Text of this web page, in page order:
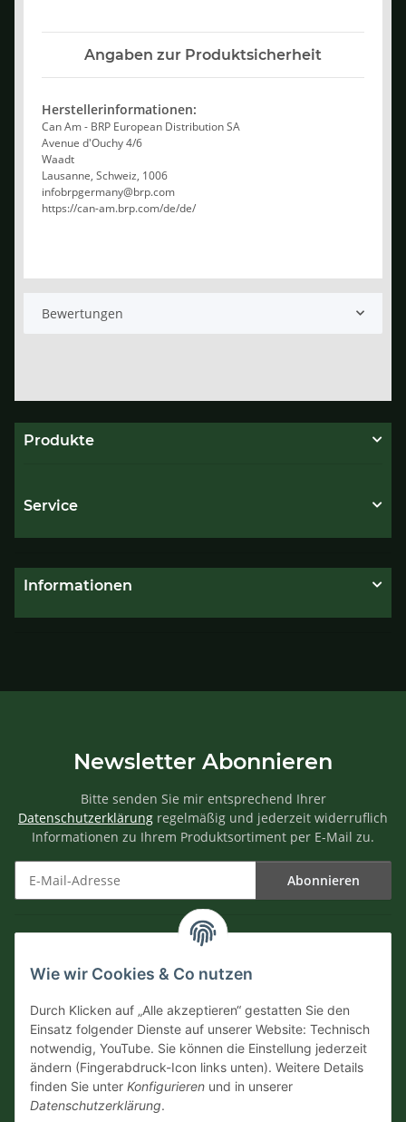
Wie wir Cookies & Co nutzen
Durch Klicken auf „Alle akzeptieren“ gestatten Sie den
Einsatz folgender Dienste auf unserer Website: Technisch
notwendig, YouTube. Sie können die Einstellung jederzeit
ändern (Fingerabdruck-Icon links unten). Weitere Details
finden Sie unter Konfigurieren und in unserer
Datenschutzerklärung.
Angaben zur Produktsicherheit
Herstellerinformationen:
Can Am - BRP European Distribution SA
Avenue d'Ouchy 4/6
Waadt
Lausanne, Schweiz, 1006
infobrpgermany@brp.com
https://can-am.brp.com/de/de/
Bewertungen
Produkte
Service
Informationen
Newsletter Abonnieren
Bitte senden Sie mir entsprechend Ihrer
Datenschutzerklärung regelmäßig und jederzeit widerruflich
Informationen zu Ihrem Produktsortiment per E-Mail zu.
Abonnieren
Zahlungsarten